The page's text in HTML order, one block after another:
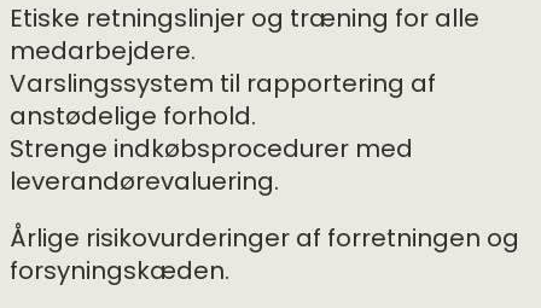
Etiske retningslinjer og træning for alle
medarbejdere.
Varslingssystem til rapportering af
anstødelige forhold.
Strenge indkøbsprocedurer med
leverandørevaluering.
Årlige risikovurderinger af forretningen og
forsyningskæden.